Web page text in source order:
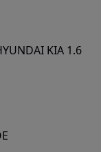
KIA 1.6